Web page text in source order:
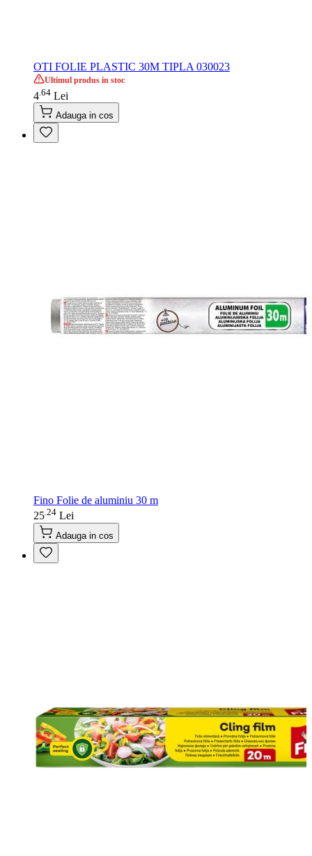
OTI FOLIE PLASTIC 30M TIPLA 030023
Ultimul produs in stoc
4 64 Lei
Adauga in cos
Fino Folie de aluminiu 30 m
25 24 Lei
Adauga in cos